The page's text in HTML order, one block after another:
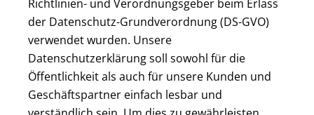
Richtlinien- und Verordnungsgeber beim Erlass
der Datenschutz-Grundverordnung (DS-GVO)
verwendet wurden. Unsere
Datenschutzerklärung soll sowohl für die
Öffentlichkeit als auch für unsere Kunden und
Geschäftspartner einfach lesbar und